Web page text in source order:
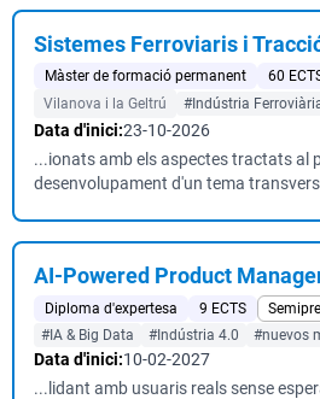
Sistemes Ferroviaris i
Màster de formació permanent 60
Vilanova i la Geltrú
#Indústria
Data d'inici:23-10-2026
...ionats amb els aspectes tractats al
desenvolupament d'un tema
AI-Powered Product
Diploma d'expertesa 9 ECTS
#IA & Big Data
#Indústria 4.0 #nuevos
Data d'inici:10-02-2027
...lidant amb usuaris reals sense